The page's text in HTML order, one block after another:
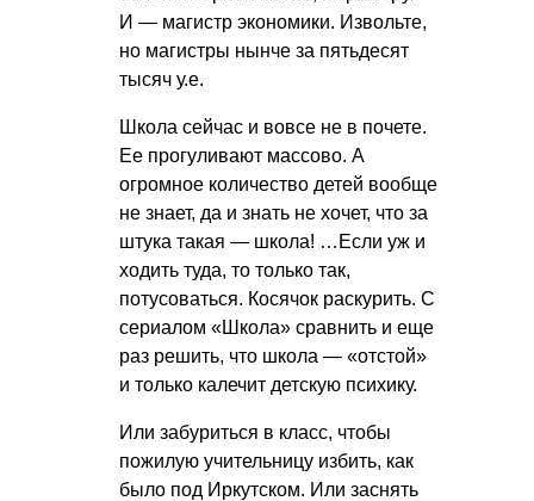
И — магистр экономики. Извольте,
но магистры нынче за пятьдесят
тысяч у.е.
Школа сейчас и вовсе не в почете.
Ее прогуливают массово. А
огромное количество детей вообще
не знает, да и знать не хочет, что за
штука такая — школа! …Если уж и
ходить туда, то только так,
потусоваться. Косячок раскурить. С
сериалом «Школа» сравнить и еще
раз решить, что школа — «отстой»
и только калечит детскую психику.
Или забуриться в класс, чтобы
пожилую учительницу избить, как
было под Иркутском. Или заснять